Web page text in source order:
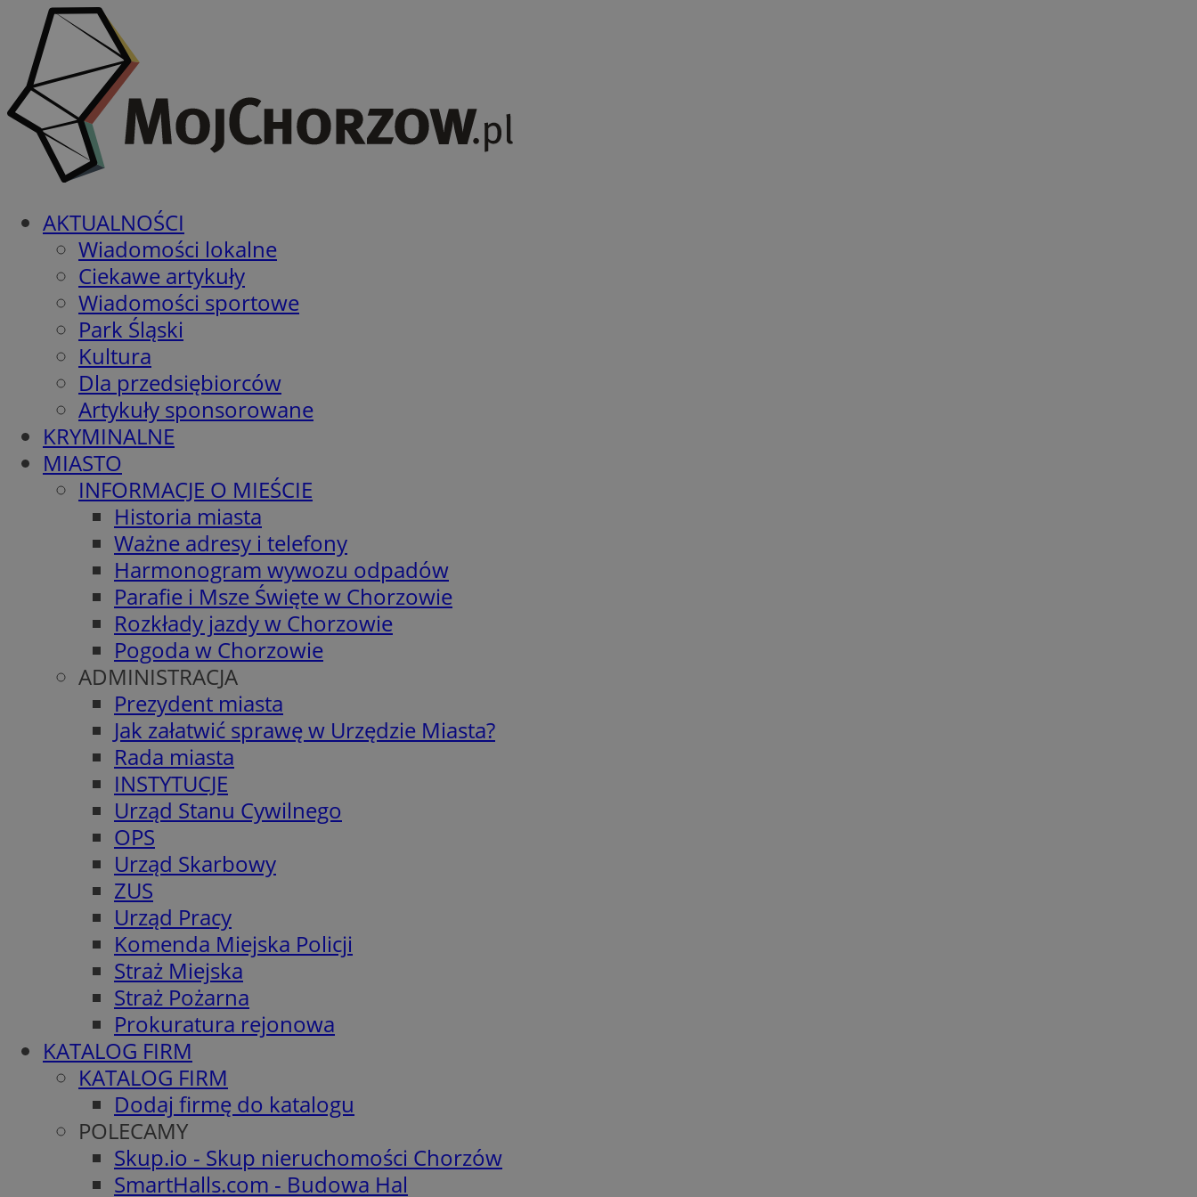
AKTUALNOŚCI
Wiadomości lokalne
Ciekawe artykuły
Wiadomości sportowe
Park Śląski
Kultura
Dla przedsiębiorców
Artykuły sponsorowane
KRYMINALNE
MIASTO
INFORMACJE O MIEŚCIE
Historia miasta
Ważne adresy i telefony
Harmonogram wywozu odpadów
Parafie i Msze Święte w Chorzowie
Rozkłady jazdy w Chorzowie
Pogoda w Chorzowie
ADMINISTRACJA
Prezydent miasta
Jak załatwić sprawę w Urzędzie Miasta?
Rada miasta
INSTYTUCJE
Urząd Stanu Cywilnego
OPS
Urząd Skarbowy
ZUS
Urząd Pracy
Komenda Miejska Policji
Straż Miejska
Straż Pożarna
Prokuratura rejonowa
KATALOG FIRM
KATALOG FIRM
Dodaj firmę do katalogu
POLECAMY
Skup.io - Skup nieruchomości Chorzów
SmartHalls.com - Budowa Hal